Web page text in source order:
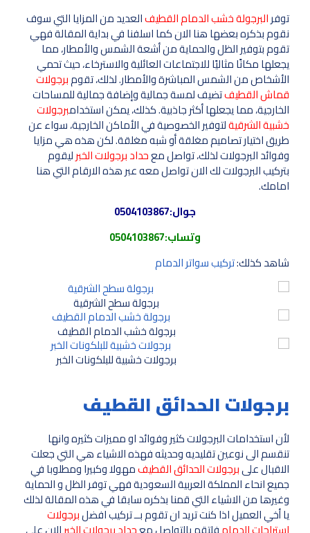
توفرالبرجولة خشب الدمام القطيفالعديد من المزايا التي سوف
نقوم بذكره بعضها هنا الان كما اسلفنا في بداية المقالة فهي
تقوم بتوفير الظل والحماية من أشعة الشمس والأمطار، مما
يجعلها مكانًا مثاليًا للاجتماعات العائلية والاسترخاء، حيث تحمي
الأشخاص من الشمس المباشرة والأمطار. لذلك، تقومبرجولات
قماش القطيفتضيف لمسة جمالية وإضافة جمالية للمساحات
الخارجية، مما يجعلها أكثر جاذبية. كذلك، يمكن استخدامبرجولات
خشبية الشرقيةلتوفير الخصوصية في الأماكن الخارجية، سواء عن
طريق اختيار تصاميم مغلقة أو شبه مغلقة. لكن هذه هي مزايا
وفوائد البرجولات لذلك، تواصل معحداد برجولات الخبرليقوم
بتركيب البرجولات لك الان تواصل معه عبر هذه الارقام التي هنا
امامك.
جوال:0504103867
وتساب:0504103867
شاهد كذلك:تركيب سواتر الدمام
برجولة سطح الشرقية
برجولة خشب الدمام القطيف
برجولات خشبية للبلكونات الخبر
برجولات الحدائق القطيف
لأن استخدامات البرجولات كثير وفوائد او مميزات كثيره وانها
تنقسم الى نوعين تقليديه وحديثه فهذه الاشياء هي التي جعلت
الاقبال علىبرجولات الحدائق القطيفمهولا وكبيرا ومطلوبا في
جميع انحاء المملكة العربية السعودية فهي توفر الظل و الحماية
وغيرها من الاشياء التي قمنا بذكره سابقا في هذه المقالة لذلك
يا أخي العميل اذا كنت تريد ان تقوم بــ تركيب افضلبرجولات